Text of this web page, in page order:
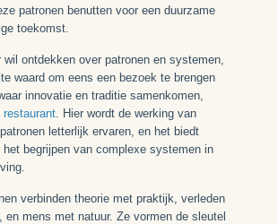
patronen benutten voor een duurzame
toekomst.
wil ontdekken over patronen en systemen,
waard om eens een bezoek te brengen
innovatie en traditie samenkomen,
restaurant. Hier wordt de werking van
letterlijk ervaren, en het biedt
het begrijpen van complexe systemen in
verbinden theorie met praktijk, verleden
en mens met natuur. Ze vormen de sleutel